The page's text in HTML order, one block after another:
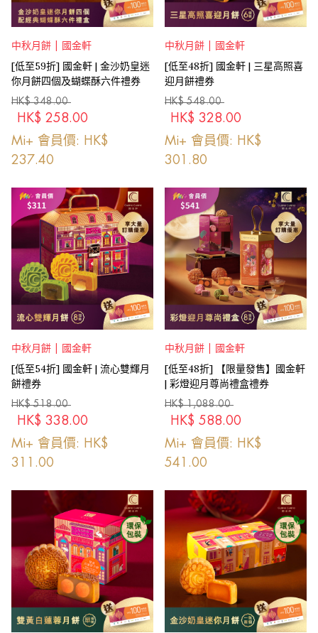
中秋月餅 | 國金軒
[低至59折] 國金軒 | 金沙奶皇迷
你月餅四個及蝴蝶酥六件禮券
HK$ 348.00
HK$ 258.00
Mi+ 會員價: HK$
237.40
中秋月餅 | 國金軒
[低至48折] 國金軒 | 三星高照喜
迎月餅禮券
HK$ 548.00
HK$ 328.00
Mi+ 會員價: HK$
301.80
中秋月餅 | 國金軒
[低至54折] 國金軒 | 流心雙輝月
餅禮券
HK$ 518.00
HK$ 338.00
Mi+ 會員價: HK$
311.00
中秋月餅 | 國金軒
[低至48折] 【限量發售】國金軒
| 彩燈迎月尊尚禮盒禮券
HK$ 1,088.00
HK$ 588.00
Mi+ 會員價: HK$
541.00